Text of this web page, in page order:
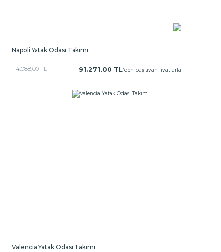
Napoli Yatak Odası Takımı
114.088,00 TL 91.271,00 TL'den başlayan fiyatlarla
Valencia Yatak Odası Takımı